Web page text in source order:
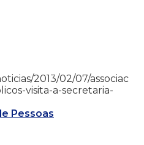
2013/02/07/associac
visita-a-secretaria-
Pessoas